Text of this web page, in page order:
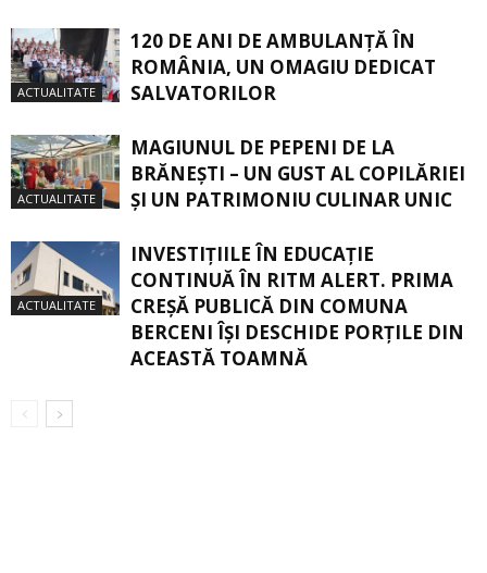
ACTUALITATE
120 DE ANI DE AMBULANȚĂ ÎN
ROMÂNIA, UN OMAGIU DEDICAT
SALVATORILOR
ACTUALITATE
MAGIUNUL DE PEPENI DE LA
BRĂNEŞTI – UN GUST AL COPILĂRIEI
ŞI UN PATRIMONIU CULINAR UNIC
ACTUALITATE
INVESTIȚIILE ÎN EDUCAȚIE
CONTINUĂ ÎN RITM ALERT. PRIMA
CREŞĂ PUBLICĂ DIN COMUNA
BERCENI ÎŞI DESCHIDE PORŢILE DIN
ACEASTĂ TOAMNĂ